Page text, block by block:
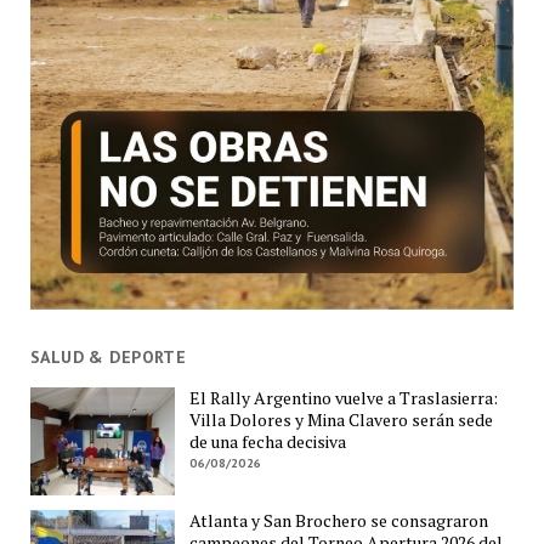
SALUD & DEPORTE
El Rally Argentino vuelve a Traslasierra:
Villa Dolores y Mina Clavero serán sede
de una fecha decisiva
06/08/2026
Atlanta y San Brochero se consagraron